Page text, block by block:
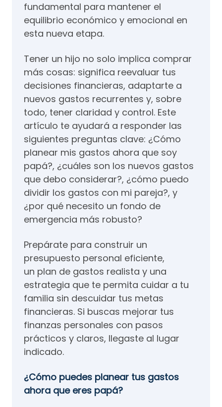
fundamental para mantener el
equilibrio económico y emocional en
esta nueva etapa.
Tener un hijo no solo implica comprar
más cosas: significa reevaluar tus
decisiones financieras, adaptarte a
nuevos gastos recurrentes y, sobre
todo, tener claridad y control. Este
artículo te ayudará a responder las
siguientes preguntas clave: ¿Cómo
planear mis gastos ahora que soy
papá?, ¿cuáles son los nuevos gastos
que debo considerar?, ¿cómo puedo
dividir los gastos con mi pareja?, y
¿por qué necesito un fondo de
emergencia más robusto?
Prepárate para construir un
presupuesto personal eficiente,
un plan de gastos realista y una
estrategia que te permita cuidar a tu
familia sin descuidar tus metas
financieras. Si buscas mejorar tus
finanzas personales con pasos
prácticos y claros, llegaste al lugar
indicado.
¿Cómo puedes planear tus gastos
ahora que eres papá?